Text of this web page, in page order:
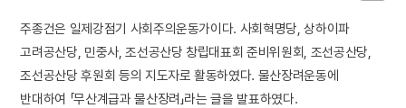
주종건은 일제강점기 사회주의운동가이다. 사회혁명당, 상하이파
고려공산당, 민중사, 조선공산당 창립대표회 준비위원회, 조선공산당,
조선공산당 후원회 등의 지도자로 활동하였다. 물산장려운동에
반대하여 「무산계급과 물산장려」라는 글을 발표하였다.